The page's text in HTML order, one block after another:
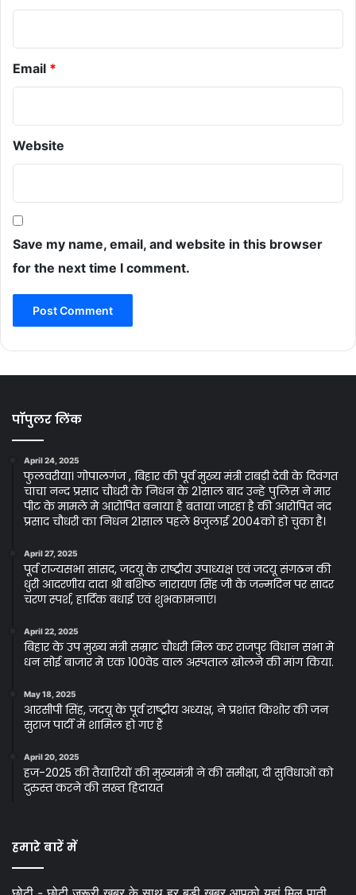
Email *
Website
Save my name, email, and website in this browser
for the next time I comment.
पॉपुलर लिंक
April 24, 2025
फुलवरीया। गोपालगंज , बिहार की पूर्व मुख्य मंत्री राबड़ी देवी के दिवंगत
चाचा नन्द प्रसाद चौधरी के निधन के 21साल बाद उन्हे पुलिस ने मार
पीट के मामले मे आरोपित बनाया है बताया जारहा है की आरोपित नंद
प्रसाद चौधरी का निधन 21साल पहले 8जुलाई 2004को हो चुका है।
April 27, 2025
पूर्व राज्यसभा सांसद, जदयू के राष्ट्रीय उपाध्यक्ष एवं जदयू संगठन की
धुरी आदरणीय दादा श्री बशिष्ठ नारायण सिंह जी के जन्मदिन पर सादर
चरण स्पर्श, हार्दिक बधाई एवं शुभकामनाएं।
April 22, 2025
बिहार के उप मुख्य मंत्री सम्राट चौधरी मिल कर राजपुर विधान सभा मे
धन सोई बाजार मे एक 100वेड वाल अस्पताल खोलने की मांग किया.
May 18, 2025
आरसीपी सिंह, जदयू के पूर्व राष्ट्रीय अध्यक्ष, ने प्रशांत किशोर की जन
सुराज पार्टी में शामिल हो गए हैं
April 20, 2025
हज-2025 की तैयारियों की मुख्यमंत्री ने की समीक्षा, दी सुविधाओं को
दुरुस्त करने की सख्त हिदायत
हमारे बारें में